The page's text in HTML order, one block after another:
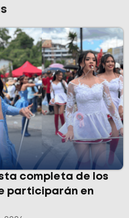
completa de los
participarán en